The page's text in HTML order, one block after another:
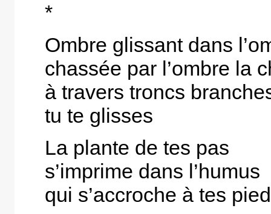
*
Ombre glissant dans
chassée par l’ombre la
à travers troncs
tu te glisses
La plante de tes pas
s’imprime dans l’humus
qui s’accroche à tes